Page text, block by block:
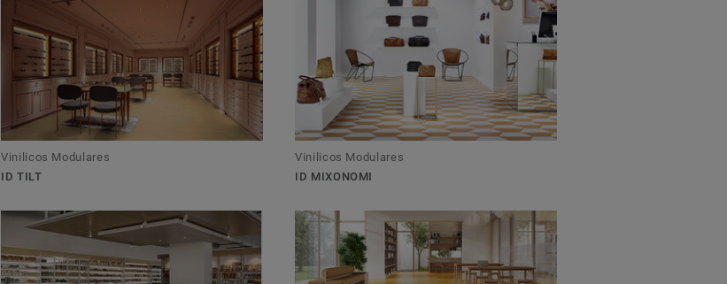
Vinilicos Modulares
ID TILT
Vinilicos Modulares
ID MIXONOMI